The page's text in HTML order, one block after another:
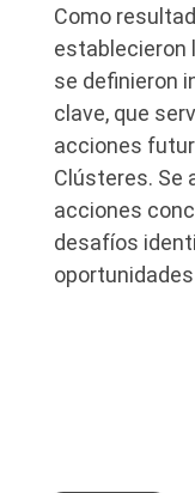
Como
establecieron
se definieron
clave, que
acciones
Clústeres. Se
acciones
desafíos